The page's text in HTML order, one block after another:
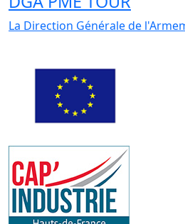
La Direction Générale de